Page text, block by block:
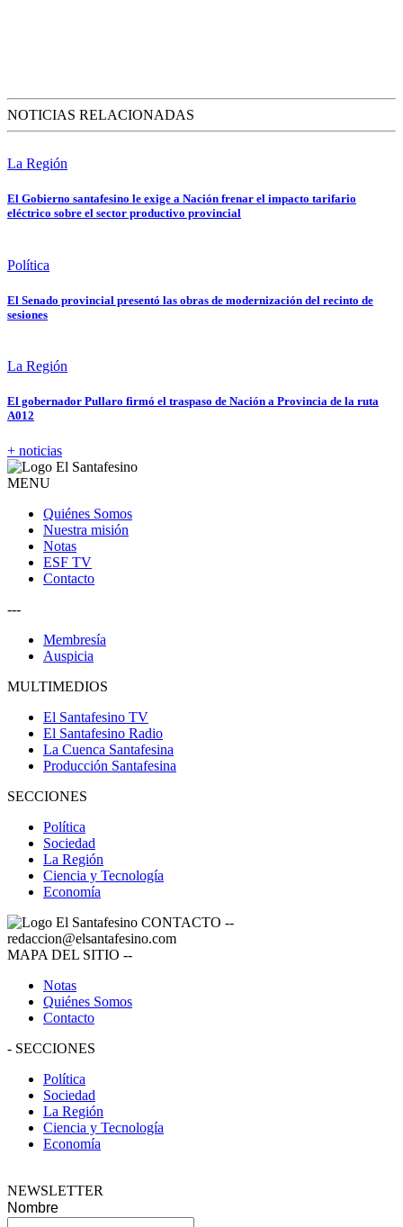
NOTICIAS RELACIONADAS
La Región
El Gobierno santafesino le exige a Nación frenar el impacto tarifario
eléctrico sobre el sector productivo provincial
Política
El Senado provincial presentó las obras de modernización del recinto de
sesiones
La Región
El gobernador Pullaro firmó el traspaso de Nación a Provincia de la ruta
A012
+ noticias
MENU
Quiénes Somos
Nuestra misión
Notas
ESF TV
Contacto
---
Membresía
Auspicia
MULTIMEDIOS
El Santafesino TV
El Santafesino Radio
La Cuenca Santafesina
Producción Santafesina
SECCIONES
Política
Sociedad
La Región
Ciencia y Tecnología
Economía
CONTACTO --
redaccion@elsantafesino.com
MAPA DEL SITIO --
Notas
Quiénes Somos
Contacto
- SECCIONES
Política
Sociedad
La Región
Ciencia y Tecnología
Economía
NEWSLETTER
Nombre